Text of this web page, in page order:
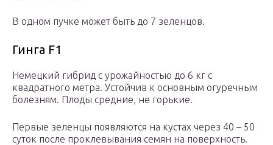
В одном пучке может быть до 7 зеленцов.
Гинга F1
Немецкий гибрид с урожайностью до 6 кг с
квадратного метра. Устойчив к основным огуречным
болезням. Плоды средние, не горькие.
Первые зеленцы появляются на кустах через 40 – 50
суток после проклевывания семян на поверхность.